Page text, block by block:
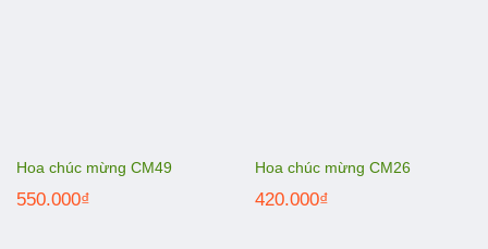
Hoa chúc mừng CM49
550.000₫
Hoa chúc mừng CM26
420.000₫